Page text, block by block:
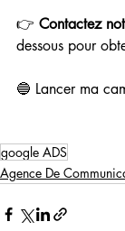
👉 Contactez
dessous pour
🔵 Lancer ma
google ADS
Agence De